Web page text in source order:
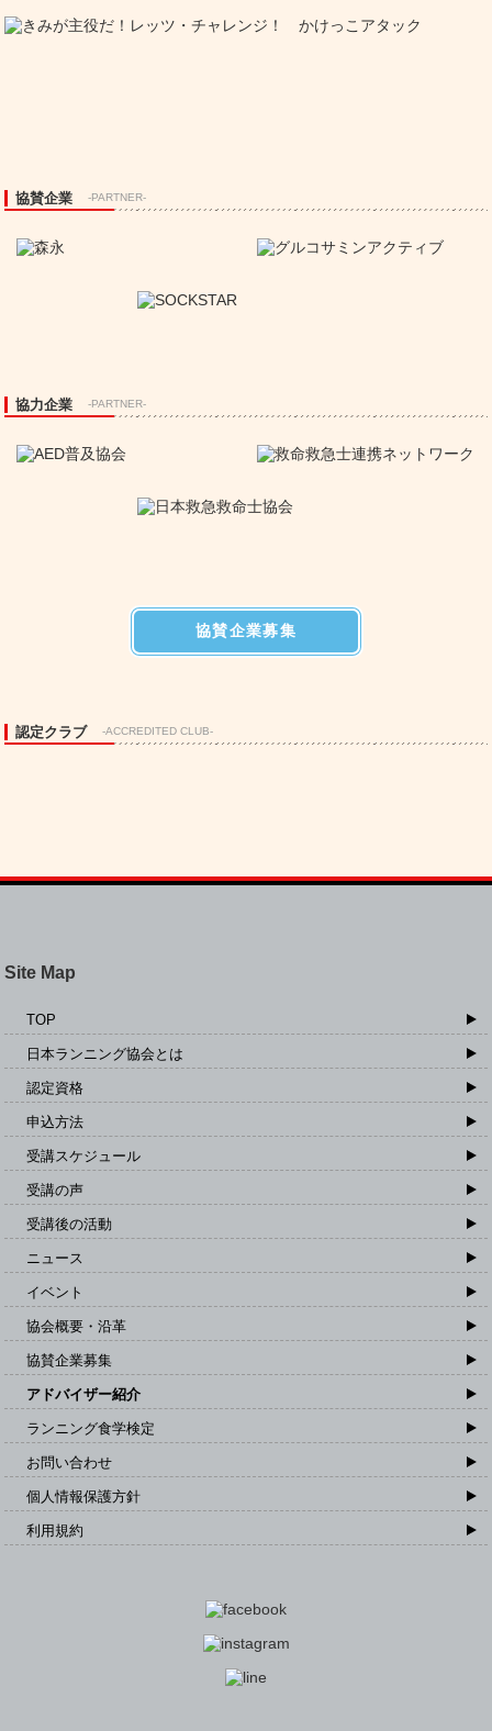
協賛企業 -PARTNER-
協力企業 -PARTNER-
協賛企業募集
認定クラブ -ACCREDITED CLUB-
Site Map
TOP
日本ランニング協会とは
認定資格
申込方法
受講スケジュール
受講の声
受講後の活動
ニュース
イベント
協会概要・沿革
協賛企業募集
アドバイザー紹介
ランニング食学検定
お問い合わせ
個人情報保護方針
利用規約